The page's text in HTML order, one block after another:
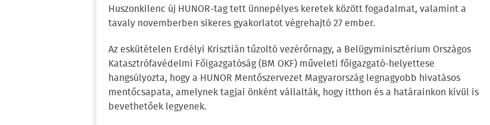
Huszonkilenc új HUNOR-tag tett ünnepélyes keretek között fogadalmat, valamint a
tavaly novemberben sikeres gyakorlatot végrehajtó 27 ember.
Az eskütételen Erdélyi Krisztián tűzoltó vezérőrnagy, a Belügyminisztérium Országos
Katasztrófavédelmi Főigazgatóság (BM OKF) műveleti főigazgató-helyettese
hangsúlyozta, hogy a HUNOR Mentőszervezet Magyarország legnagyobb hivatásos
mentőcsapata, amelynek tagjai önként vállalták, hogy itthon és a határainkon kívül is
bevethetőek legyenek.